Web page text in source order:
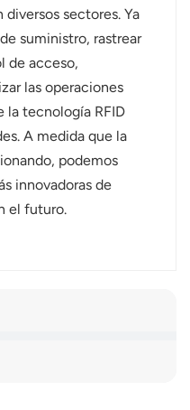
sectores. Ya
suministro, rastrear
de acceso,
las operaciones
la tecnología RFID
A medida que la
podemos
innovadoras de
el futuro.